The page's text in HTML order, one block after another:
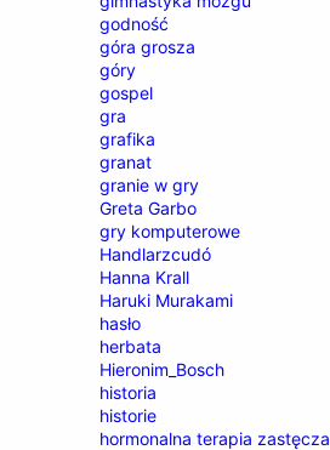
godność
góra grosza
góry
gospel
gra
grafika
granat
granie w gry
Greta Garbo
gry komputerowe
Handlarzcudó
Hanna Krall
Haruki Murakami
hasło
herbata
Hieronim_Bosch
historia
historie
hormonalna terapia zastęcza